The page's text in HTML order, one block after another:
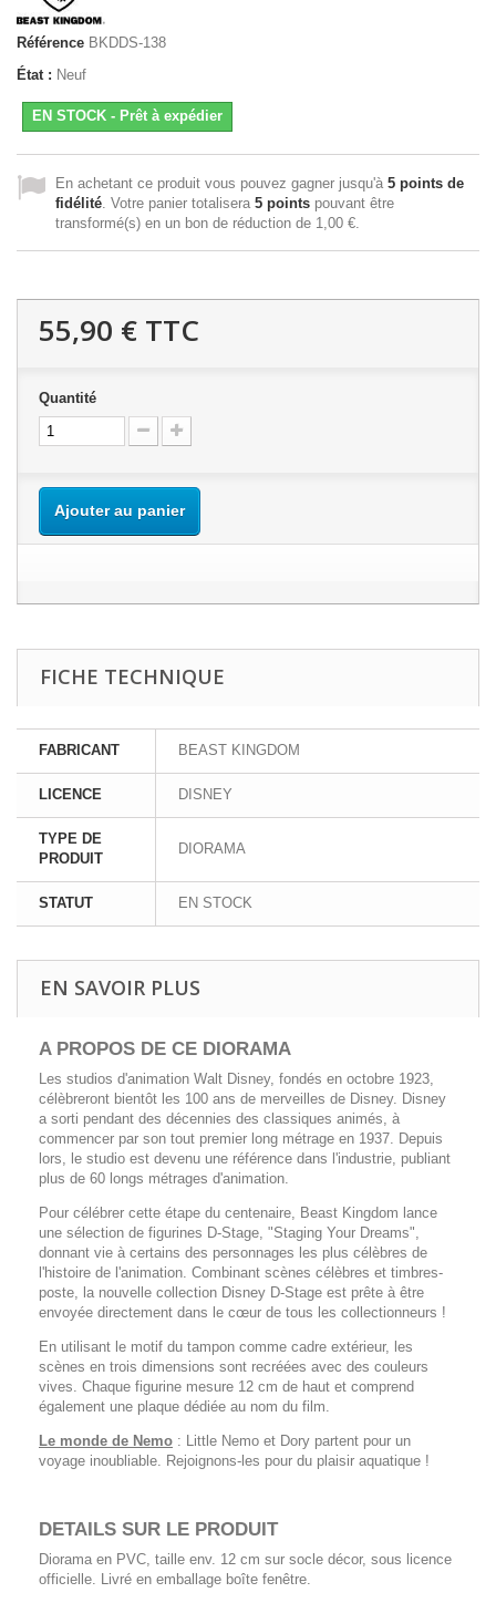
Référence BKDDS-138
État : Neuf
EN STOCK - Prêt à expédier
En achetant ce produit vous pouvez gagner jusqu'à 5 points de
fidélité . Votre panier totalisera 5 points pouvant être
transformé(s) en un bon de réduction de 1,00 €
55,90 € TTC
Quantité
Ajouter au panier
FICHE TECHNIQUE
FABRICANT BEAST KINGDOM
LICENCE DISNEY
TYPE DE
PRODUIT
DIORAMA
STATUT EN STOCK
EN SAVOIR PLUS
A PROPOS DE CE DIORAMA
Les studios d'animation Walt Disney, fondés en octobre 1923,
célèbreront bientôt les 100 ans de merveilles de Disney. Disney
a sorti pendant des décennies des classiques animés, à
commencer par son tout premier long métrage en 1937. Depuis
lors, le studio est devenu une référence dans l'industrie, publiant
plus de 60 longs métrages d'animation.
Pour célébrer cette étape du centenaire, Beast Kingdom lance
une sélection de figurines D-Stage, "Staging Your Dreams",
donnant vie à certains des personnages les plus célèbres de
l'histoire de l'animation. Combinant scènes célèbres et timbres-
poste, la nouvelle collection Disney D-Stage est prête à être
envoyée directement dans le cœur de tous les collectionneurs !
En utilisant le motif du tampon comme cadre extérieur, les
scènes en trois dimensions sont recréées avec des couleurs
vives. Chaque figurine mesure 12 cm de haut et comprend
également une plaque dédiée au nom du film.
Le monde de Nemo : Little Nemo et Dory partent pour un
voyage inoubliable. Rejoignons-les pour du plaisir aquatique !
DETAILS SUR LE PRODUIT
Diorama en PVC, taille env. 12 cm sur socle décor, sous licence
officielle. Livré en emballage boîte fenêtre.